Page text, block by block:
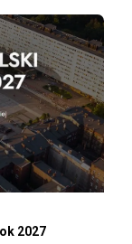
2027